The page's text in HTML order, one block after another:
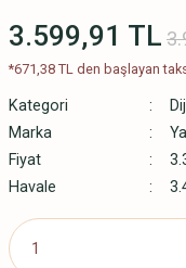
3.599,91 TL
*671,38 TL den başlayan
Kategori
Marka
Fiyat
Havale